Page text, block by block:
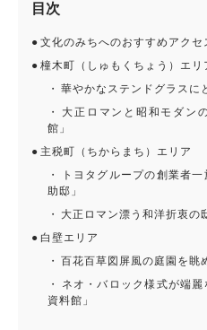
目次
文化のみちへのおすすめアクセ
橦木町（しゅもくちょう）エリ
華やかなステンドグラスに
大正ロマンと昭和モダン
館」
主税町（ちからまち）エリア
トヨタグループの創業者
助邸」
大正ロマン漂う和洋折衷の
白壁エリア
百花百草図屏風の庭園を眺
ネオ・バロック様式が端
資料館」